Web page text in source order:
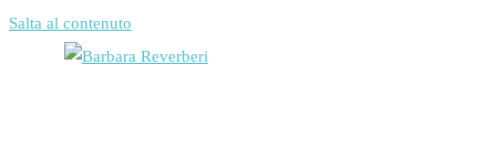
Salta al contenuto